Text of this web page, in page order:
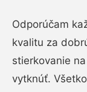
Odporúčam
kvalitu za
stierkovanie
vytknúť.